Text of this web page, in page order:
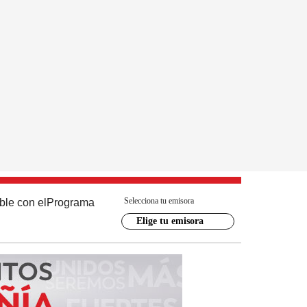
con el Programa Selecciona tu emisora
Elige tu emisora